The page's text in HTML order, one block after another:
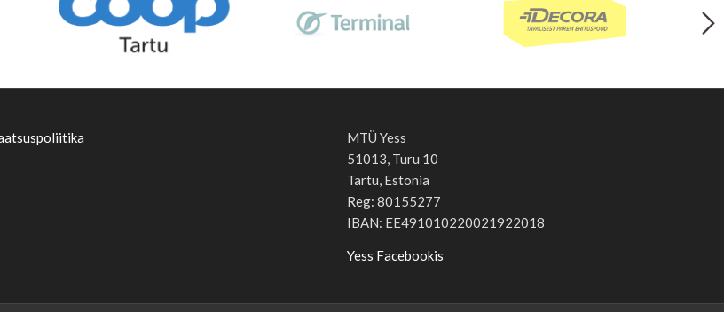
MTÜ Yess
51013, Turu 10
Tartu, Estonia
Reg: 80155277
IBAN: EE491010220021922018
Yess Facebookis